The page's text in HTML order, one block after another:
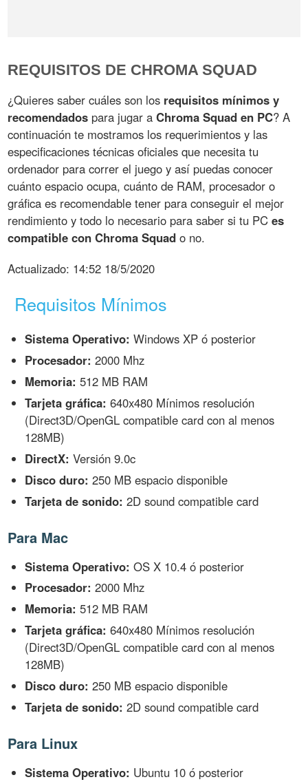
REQUISITOS DE CHROMA SQUAD
¿Quieres saber cuáles son los requisitos mínimos y
recomendados para jugar aChroma Squad en PC? A
continuación te mostramos los requerimientos y las
especificaciones técnicas oficiales que necesita tu
ordenador para correr el juego y así puedas conocer
cuánto espacio ocupa, cuánto de RAM, procesador o
gráfica es recomendable tener para conseguir el mejor
rendimiento y todo lo necesario para saber si tu PCes
compatible con Chroma Squad o no.
Actualizado: 14:52 18/5/2020
Requisitos Mínimos
Sistema Operativo: Windows XP ó posterior
Procesador: 2000 Mhz
Memoria: 512 MB RAM
Tarjeta gráfica: 640x480 Mínimos resolución
(Direct3D/OpenGL compatible card con al menos
128MB)
DirectX: Versión 9.0c
Disco duro: 250 MB espacio disponible
Tarjeta de sonido: 2D sound compatible card
Para Mac
Sistema Operativo: OS X 10.4 ó posterior
Procesador: 2000 Mhz
Memoria: 512 MB RAM
Tarjeta gráfica: 640x480 Mínimos resolución
(Direct3D/OpenGL compatible card con al menos
128MB)
Disco duro: 250 MB espacio disponible
Tarjeta de sonido: 2D sound compatible card
Para Linux
Sistema Operativo: Ubuntu 10 ó posterior